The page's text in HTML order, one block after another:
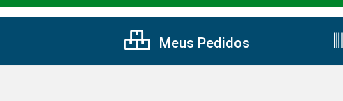
Meus Pedidos